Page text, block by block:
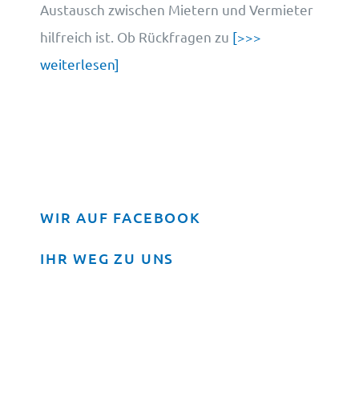
Austausch zwischen Mietern und Vermieter
hilfreich ist. Ob Rückfragen zu [>>>
weiterlesen]
WIR AUF FACEBOOK
IHR WEG ZU UNS